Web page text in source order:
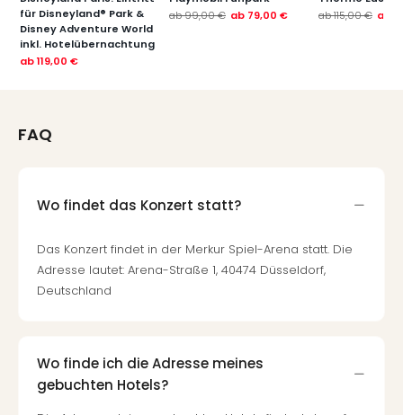
für Disneyland® Park &
Disney Adventure World
inkl. Hotelübernachtung
ab119,00 €
ab99,00 € ab 79,00 €
ab115,00 € ab
FAQ
Wo findet das Konzert statt?
Das Konzert findet in der Merkur Spiel-Arena statt. Die
Adresse lautet: Arena-Straße 1, 40474 Düsseldorf,
Deutschland
Wo finde ich die Adresse meines
gebuchten Hotels?